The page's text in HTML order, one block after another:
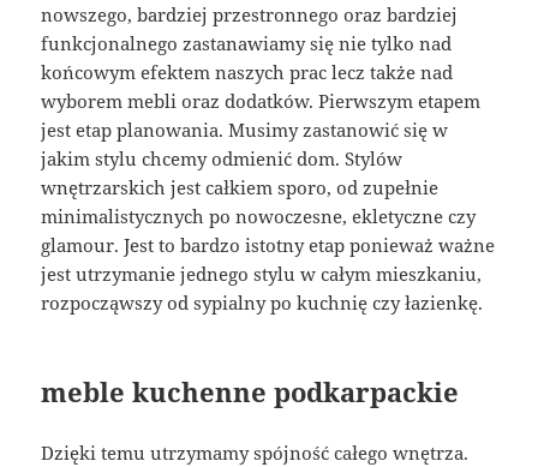
nowszego, bardziej przestronnego oraz bardziej
funkcjonalnego zastanawiamy się nie tylko nad
końcowym efektem naszych prac lecz także nad
wyborem mebli oraz dodatków. Pierwszym etapem
jest etap planowania. Musimy zastanowić się w
jakim stylu chcemy odmienić dom. Stylów
wnętrzarskich jest całkiem sporo, od zupełnie
minimalistycznych po nowoczesne, ekletyczne czy
glamour. Jest to bardzo istotny etap ponieważ ważne
jest utrzymanie jednego stylu w całym mieszkaniu,
rozpocząwszy od sypialny po kuchnię czy łazienkę.
meble kuchenne podkarpackie
Dzięki temu utrzymamy spójność całego wnętrza.